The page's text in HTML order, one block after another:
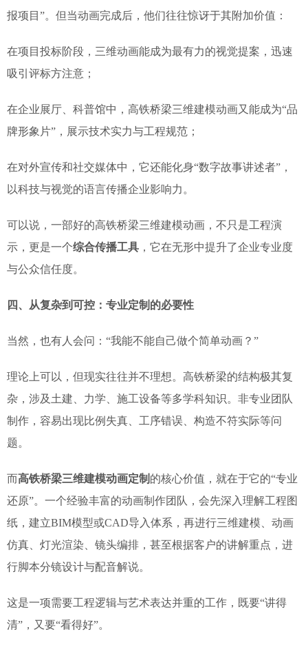
报项目”。但当动画完成后，他们往往惊讶于其附加价值：
在项目投标阶段，三维动画能成为最有力的视觉提案，迅速
吸引评标方注意；
在企业展厅、科普馆中，高铁桥梁三维建模动画又能成为“品
牌形象片”，展示技术实力与工程规范；
在对外宣传和社交媒体中，它还能化身“数字故事讲述者”，
以科技与视觉的语言传播企业影响力。
可以说，一部好的高铁桥梁三维建模动画，不只是工程演
示，更是一个综合传播工具 ，它在无形中提升了企业专业度
与公众信任度。
四、从复杂到可控：专业定制的必要性
当然，也有人会问：“我能不能自己做个简单动画？”
理论上可以，但现实往往并不理想。高铁桥梁的结构极其复
杂，涉及土建、力学、施工设备等多学科知识。非专业团队
制作，容易出现比例失真、工序错误、构造不符实际等问
题。
而高铁桥梁三维建模动画定制 的核心价值，就在于它的“专业
还原”。一个经验丰富的动画制作团队，会先深入理解工程图
纸，建立BIM模型或CAD导入体系，再进行三维建模、动画
仿真、灯光渲染、镜头编排，甚至根据客户的讲解重点，进
行脚本分镜设计与配音解说。
这是一项需要工程逻辑与艺术表达并重的工作，既要“讲得
清”，又要“看得好”。